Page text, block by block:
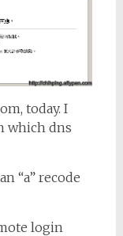
today. I
which dns
“a” recode
login